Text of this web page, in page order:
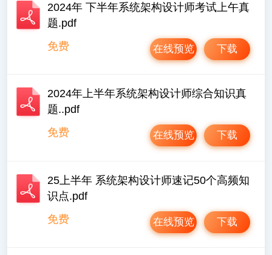
2024年 下半年系统架构设计师考试上午真
题.pdf
免费
下载
在线预览
2024年上半年系统架构设计师综合知识真
题..pdf
免费
下载
在线预览
25上半年 系统架构设计师速记50个高频知
识点.pdf
免费
下载
在线预览